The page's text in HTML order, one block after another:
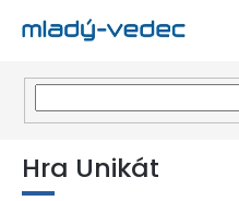
Prejsť
obsah
EUR
Hra Unikát